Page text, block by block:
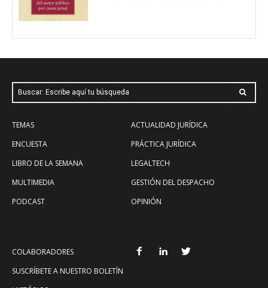
Buscar: Escribe aquí tu búsqueda
TEMAS
ENCUESTA
LIBRO DE LA SEMANA
MULTIMEDIA
PODCAST
ACTUALIDAD JURÍDICA
PRÁCTICA JURÍDICA
LEGALTECH
GESTIÓN DEL DESPACHO
OPINIÓN
COLABORADORES
SUSCRÍBETE A NUESTRO BOLETÍN